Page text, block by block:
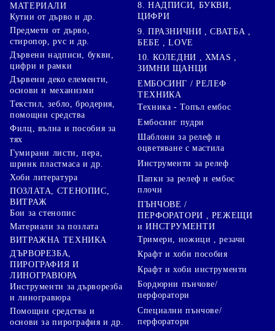
МАТЕРИАЛИ
Кутии от дърво и др.
Предмети от дърво,
стиропор, pvc и др.
Дървени надписи, букви,
цифри и рамки
Дървени деко елементи,
основи и механизми
Текстил, зебло, бродерия,
помощни средства
Филц, вълна и пособия за
тях
Гумирани листи, пера,
шринк пластмаса и др.
Хоби литература
ПОЗЛАТА, СТЕНОПИС,
ВИТРАЖ
Бои за стенопис
Материали за позлата
ВИТРАЖНА ТЕХНИКА
ДЪРВОРЕЗБА,
ПИРОГРАФИЯ И
ЛИНОГРАВЮРА
Инструменти за дърворезба
и линогравюра
Помощни средства и
основи за пирография и др.
8. НАДПИСИ, БУКВИ,
ЦИФРИ
9. ПРАЗНИЧНИ , СВАТБА ,
БЕБЕ , LOVE
10. КОЛЕДНИ , XMAS ,
ЗИМНИ ЩАНЦИ
ЕМБОСИНГ / РЕЛЕФ
ТЕХНИКА
Техника - Топъл ембос
Ембосинг пудри
Шаблони за релеф и
оцветяване с мастила
Инструменти за релеф
Папки за релеф и ембос
плочи
ПЪНЧОВЕ /
ПЕРФОРАТОРИ , РЕЖЕЩИ
и ИНСТРУМЕНТИ
Тримери, ножици , резачи
Крафт и хоби пособия
Крафт и хоби инструменти
Бордюрни пънчове/
перфоратори
Специални пънчове/
перфоратори